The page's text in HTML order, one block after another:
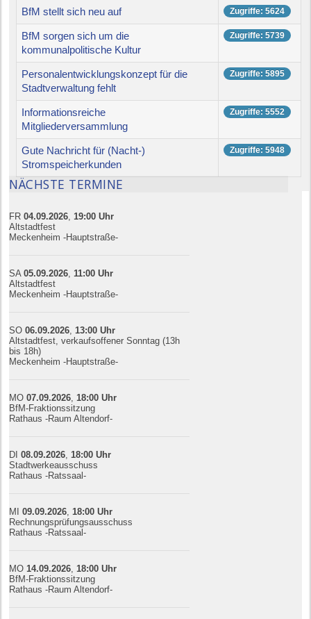
BfM stellt sich neu auf Zugriffe: 5624
BfM sorgen sich um die
kommunalpolitische Kultur
Zugriffe: 5739
Personalentwicklungskonzept für die
Stadtverwaltung fehlt
Zugriffe: 5895
Informationsreiche
Mitgliederversammlung
Zugriffe: 5552
Gute Nachricht für (Nacht-)
Stromspeicherkunden
Zugriffe: 5948
NÄCHSTE TERMINE
FR04.09.2026 19:00 Uhr
Altstadtfest
Meckenheim -Hauptstraße-
SA05.09.2026 11:00 Uhr
Altstadtfest
Meckenheim -Hauptstraße-
SO06.09.2026 13:00 Uhr
Altstadtfest, verkaufsoffener Sonntag (13h
bis 18h)
Meckenheim -Hauptstraße-
MO07.09.2026 18:00 Uhr
BfM-Fraktionssitzung
Rathaus -Raum Altendorf-
DI08.09.2026 18:00 Uhr
Stadtwerkeausschuss
Rathaus -Ratssaal-
MI09.09.2026 18:00 Uhr
Rechnungsprüfungsausschuss
Rathaus -Ratssaal-
MO 14.09.2026 18:00 Uhr
BfM-Fraktionssitzung
Rathaus -Raum Altendorf-